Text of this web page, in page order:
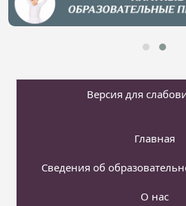
Версия для
Главная
Сведения об
О нас